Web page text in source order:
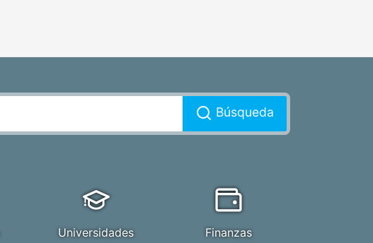
Búsqueda
Universidades Finanzas